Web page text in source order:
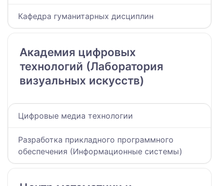
Кафедра гуманитарных дисциплин
Академия цифровых
технологий (Лаборатория
визуальных искусств)
Цифровые медиа технологии
Разработка прикладного программного
обеспечения (Информационные системы)